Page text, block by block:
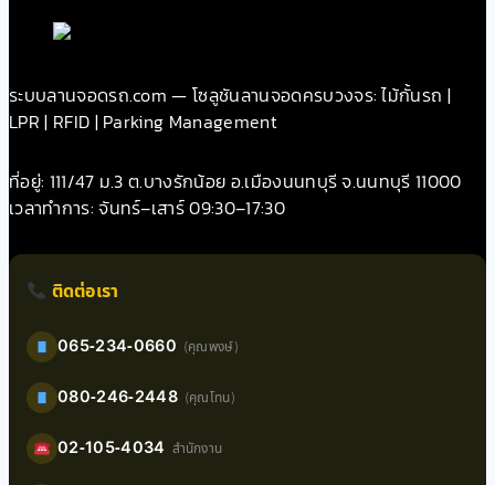
ระบบลานจอดรถ.com — โซลูชันลานจอดครบวงจร: ไม้กั้นรถ |
LPR | RFID | Parking Management
ที่อยู่: 111/47 ม.3 ต.บางรักน้อย อ.เมืองนนทบุรี จ.นนทบุรี 11000
เวลาทำการ: จันทร์–เสาร์ 09:30–17:30
ติดต่อเรา
065-234-0660 (คุณพงษ์)
080-246-2448 (คุณโทน)
02-105-4034 สำนักงาน